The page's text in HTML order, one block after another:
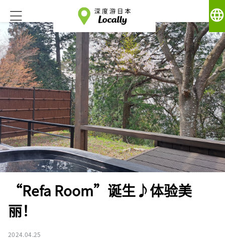
language
“Refa Room”诞生♪体验美
丽！
2024.04.25